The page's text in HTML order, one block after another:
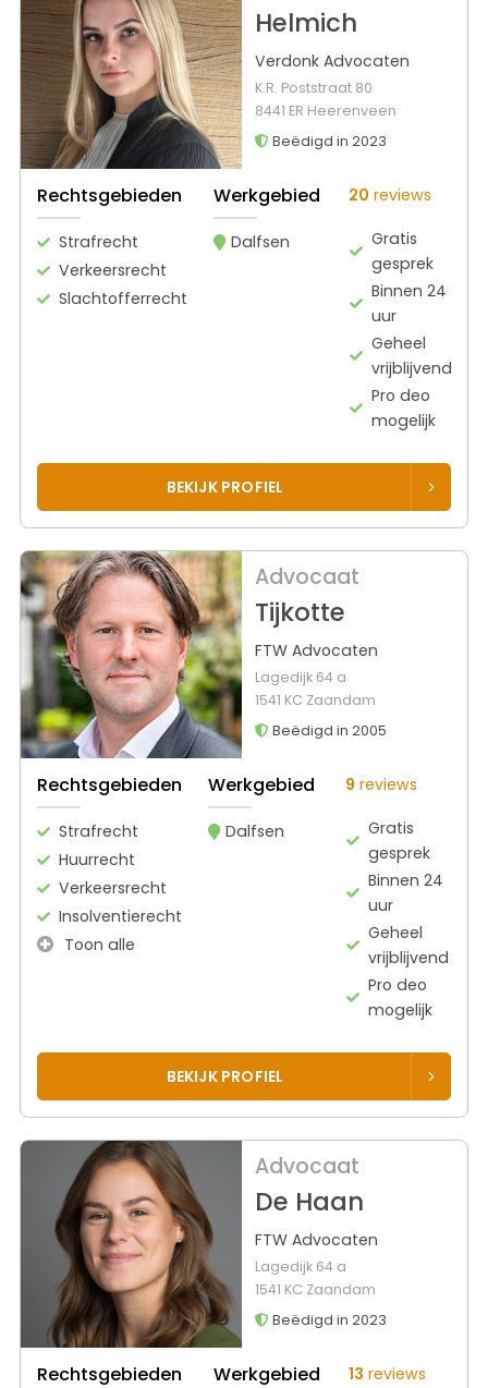
Helmich
Verdonk Advocaten
K.R. Poststraat 80
8441 ER Heerenveen
Beëdigd in 2023
Rechtsgebieden
Strafrecht
Verkeersrecht
Slachtofferrecht
Werkgebied
Dalfsen
20 reviews
Gratis
gesprek
Binnen 24
uur
Geheel
vrijblijvend
Pro deo
mogelijk
BEKIJK PROFIEL
Advocaat
Tijkotte
FTW Advocaten
Lagedijk 64 a
1541 KC Zaandam
Beëdigd in 2005
Rechtsgebieden
Strafrecht
Huurrecht
Verkeersrecht
Insolventierecht
Toon alle
Werkgebied
Dalfsen
9 reviews
Gratis
gesprek
Binnen 24
uur
Geheel
vrijblijvend
Pro deo
mogelijk
BEKIJK PROFIEL
Advocaat
De Haan
FTW Advocaten
Lagedijk 64 a
1541 KC Zaandam
Beëdigd in 2023
Rechtsgebieden Werkgebied 13 reviews